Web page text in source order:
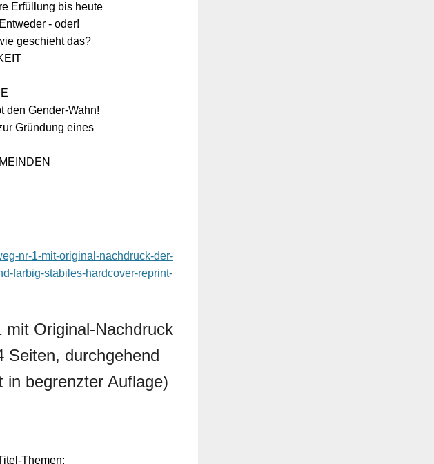
Erfüllung bis heute
- oder!
geschieht das?
den Gender-Wahn!
Gründung eines
nr-1-mit-original-nachdruck-der-
farbig-stabiles-hardcover-reprint-
Original-Nachdruck
Seiten, durchgehend
in begrenzter Auflage)
Themen: